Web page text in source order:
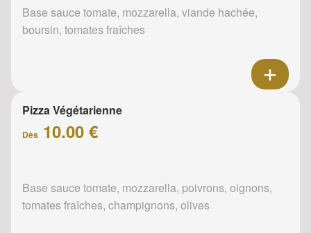
Base sauce tomate, mozzarella, viande hachée,
boursin, tomates fraîches
Pizza Végétarienne
Dès 10.00 €
Base sauce tomate, mozzarella, poivrons, oignons,
tomates fraîches, champignons, olives